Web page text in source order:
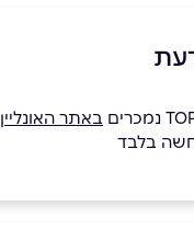
באתר האונליין
בלבד